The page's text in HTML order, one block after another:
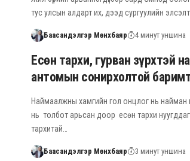
тус улсын алдарт их, дээд сургуулийн
Баасандэлгэр Мөнхбаяр 4 минут уншина
Есөн тархи, гурван зүрхтэй
антомын сонирхолтой
Наймаалжны хамгийн гол онцлог нь найман
нь толбот арьсан доор есөн тархи
тархитай…
Баасандэлгэр Мөнхбаяр 3 минут уншина